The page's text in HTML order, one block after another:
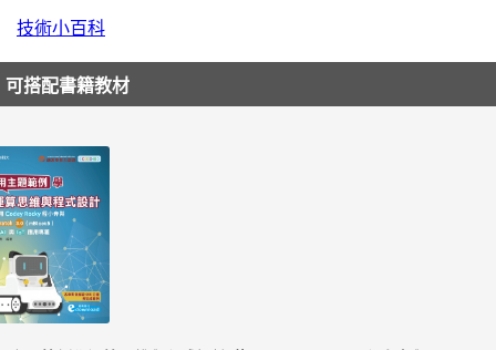
技術小百科
可搭配書籍教材